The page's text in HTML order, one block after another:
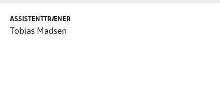
ASSISTENTTRÆNER
Tobias Madsen